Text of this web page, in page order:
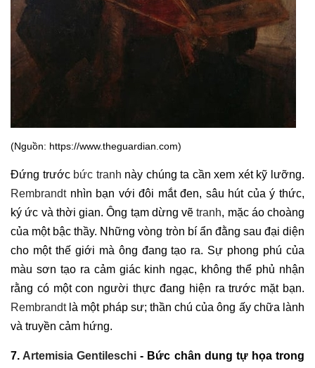
(Nguồn: https://www.theguardian.com)
Đứng trước bức tranh này chúng ta cần xem xét kỹ lưỡng.
Rembrandtnhìn bạn với đôi mắt đen, sâu hút của ý thức,
ký ức và thời gian. Ông tạm dừng vẽtranh, mặc áo choàng
của một bậc thầy. Những vòng tròn bí ẩn đằng sau đại diện
cho một thế giới mà ông đang tạo ra. Sự phong phú của
màu sơn tạo ra cảm giác kinh ngạc, không thể phủ nhận
rằng có một con người thực đang hiện ra trước mặt bạn.
Rembrandtlà một pháp sư; thần chú của ông ấy chữa lành
và truyền cảm hứng.
7. Artemisia Gentileschi - Bức chân dung tự họa trong